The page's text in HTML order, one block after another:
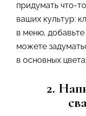
придумать что-
ваших культур:
в меню,
можете
в основных
2.